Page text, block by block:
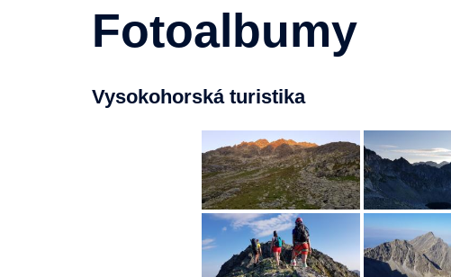
Fotoalbumy
Vysokohorská turistika